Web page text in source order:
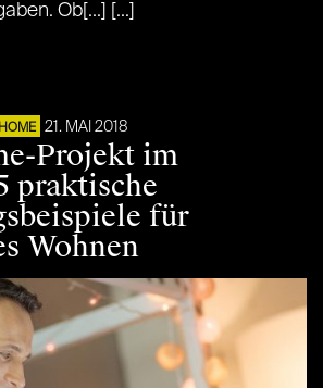
Ob[...] [...]
21. MAI 2018
Projekt im
praktische
für
Wohnen